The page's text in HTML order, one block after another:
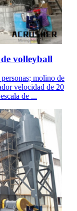
volleyball
molino de
velocidad de 20
de ...